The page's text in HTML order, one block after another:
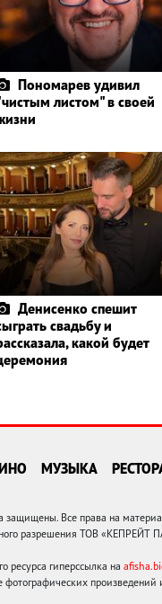
Пономарев удивил
листом" в своей
Денисенко спешит
свадьбу и
какой будет
МУЗЫКА
Все права на
разрешения ТОВ «КЕПРЕЙТ
ресурса гиперссылка на